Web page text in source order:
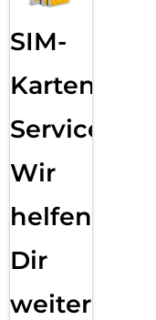
SIM-
Karten
Service:
Wir
helfen
Dir
weiter